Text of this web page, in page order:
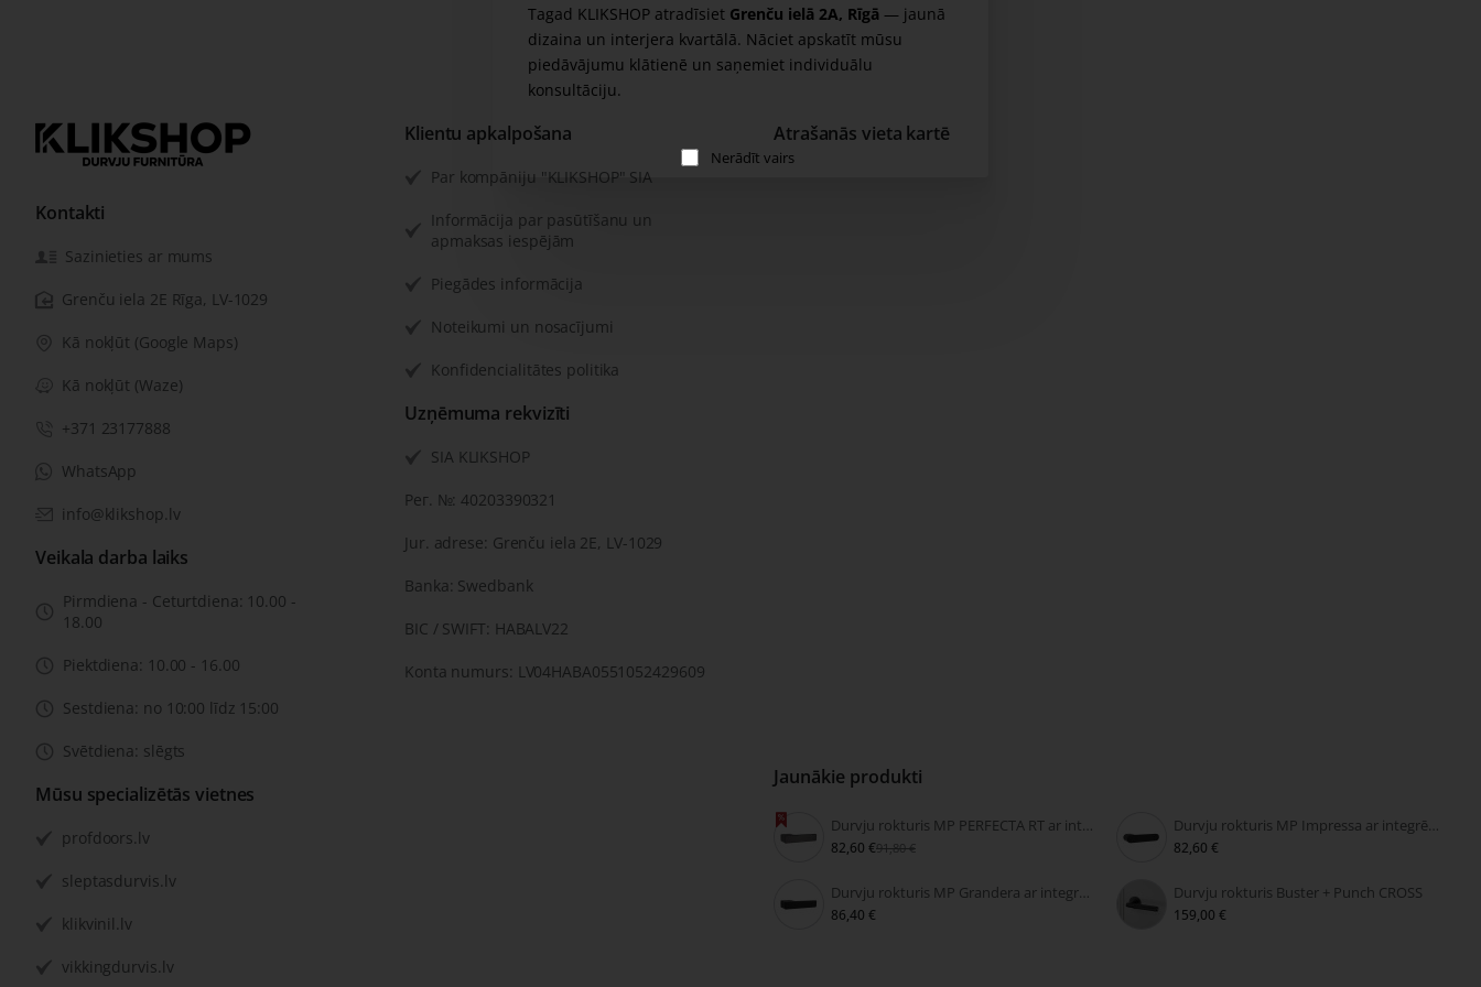
Tagad KLIKSHOP atradīsiet Grenču ielā 2A, Rīgā — jaunā
dizaina un interjera kvartālā. Nāciet apskatīt mūsu
piedāvājumu klātienē un saņemiet individuālu
konsultāciju.
Nerādīt vairs
Kontakti
Sazinieties ar mums
Grenču iela 2E Rīga, LV-1029
Kā nokļūt (Google Maps)
Kā nokļūt (Waze)
+371 23177888
WhatsApp
info@klikshop.lv
Veikala darba laiks
Pirmdiena - Ceturtdiena: 10.00 -
18.00
Piektdiena: 10.00 - 16.00
Sestdiena: no 10:00 līdz 15:00
Svētdiena: slēgts
Mūsu specializētās vietnes
profdoors.lv
sleptasdurvis.lv
klikvinil.lv
vikkingdurvis.lv
Klientu apkalpošana
Par kompāniju "KLIKSHOP" SIA
Informācija par pasūtīšanu un
apmaksas iespējām
Piegādes informācija
Noteikumi un nosacījumi
Konfidencialitātes politika
Uzņēmuma rekvizīti
SIA KLIKSHOP
Рег. №: 40203390321
Jur. adrese: Grenču iela 2E, LV-1029
Banka: Swedbank
BIC / SWIFT: HABALV22
Konta numurs: LV04HABA0551052429609
Atrašanās vieta kartē
Jaunākie produkti
Durvju rokturis MP PERFECTA RT ar integrētu slēdzeni
82,60 €91,80 €
Durvju rokturis MP Impressa ar integrētu slēdzeni
82,60 €
Durvju rokturis MP Grandera ar integrētu slēdzeni
86,40 €
Durvju rokturis Buster + Punch CROSS
159,00 €